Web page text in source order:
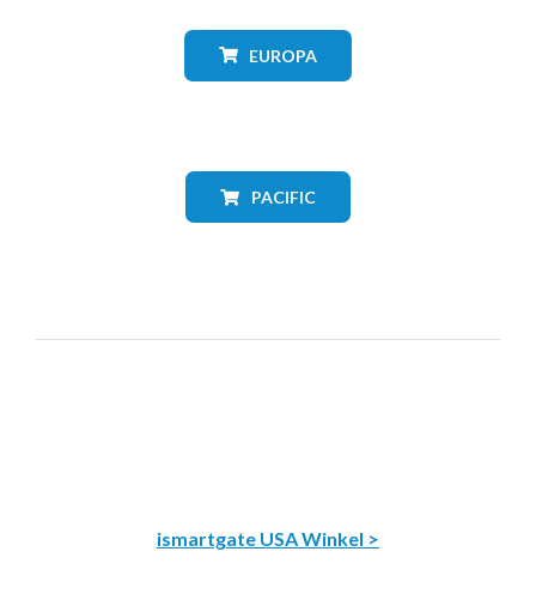
EUROPA
PACIFIC
ismartgate USA Winkel >